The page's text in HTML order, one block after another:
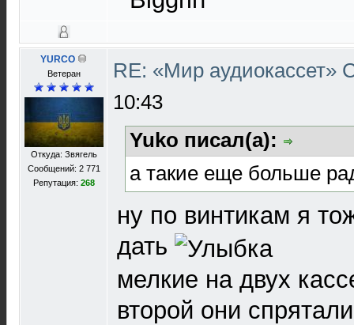
YURCO
Ветеран
Откуда: Звягель
Сообщений: 2 771
Репутация: 268
RE: «Мир аудиокассет»
10:43
Yuko писал(а):
а такие еще больше
ну по винтикам я
дать
мелкие на двух
второй они